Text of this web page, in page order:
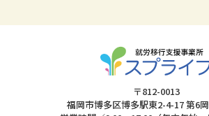
〒812-0013
福岡市博多区博多駅東2-4-17 第6